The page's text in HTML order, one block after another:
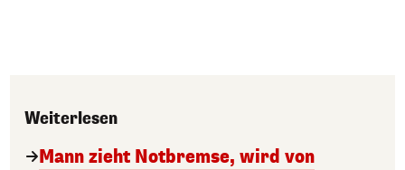
Weiterlesen
Mann zieht Notbremse, wird von